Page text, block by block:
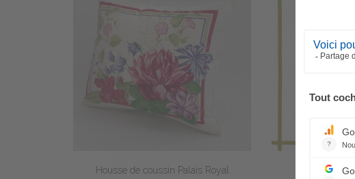
Housse de coussin Palais Royal
Serviette